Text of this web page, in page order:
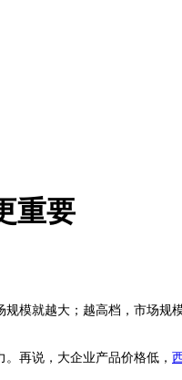
重要
就越大；越高档，市场规
再说，大企业产品价格低，